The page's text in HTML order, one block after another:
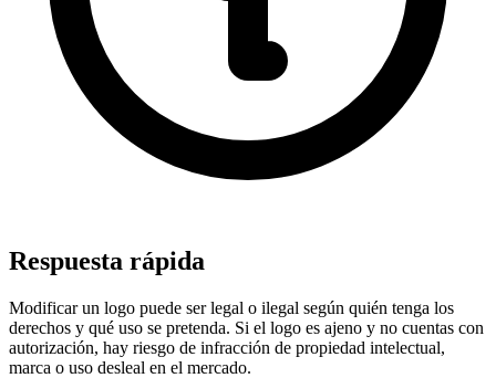
Respuesta rápida
Modificar un logo puede ser legal o ilegal según quién tenga los
derechos y qué uso se pretenda. Si el logo es ajeno y no cuentas con
autorización, hay riesgo de infracción de propiedad intelectual,
marca o uso desleal en el mercado.